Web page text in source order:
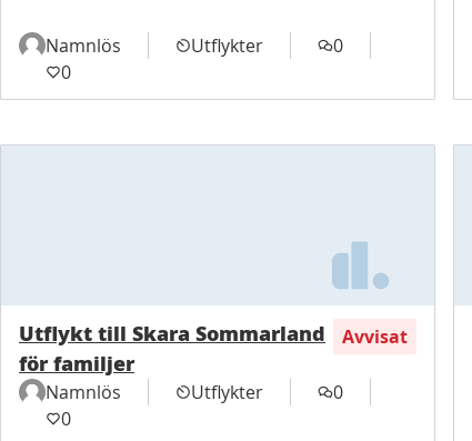
Namnlös Utflykter
0
0
Utflykt till Skara Sommarland
för familjer
Avvisat
Namnlös Utflykter
0
0